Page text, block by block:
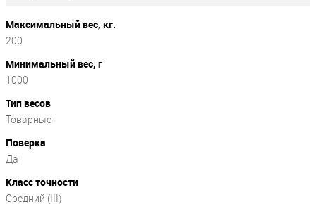
Максимальный вес, кг.
200
Минимальный вес, г
1000
Тип весов
Товарные
Поверка
Да
Класс точности
Средний (III)